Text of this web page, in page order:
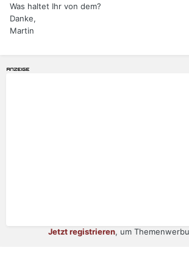
Was haltet Ihr von dem?
Danke,
Martin
Jetzt registrieren, um